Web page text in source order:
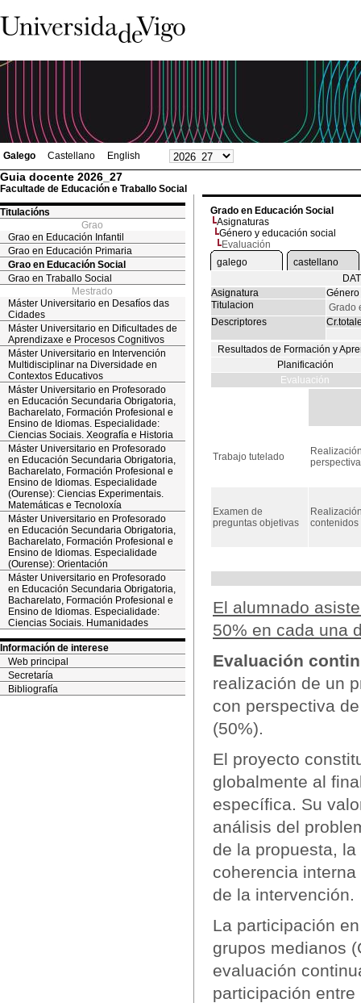
Galego Castellano English
Guia docente 2026_27
Facultade de Educación e Traballo Social
Titulacións
Grao
Grao en Educación Infantil
Grao en Educación Primaria
Grao en Educación Social
Grao en Traballo Social
Mestrado
Máster Universitario en Desafíos das
Cidades
Máster Universitario en Dificultades de
Aprendizaxe e Procesos Cognitivos
Máster Universitario en Intervención
Multidisciplinar na Diversidade en
Contextos Educativos
Máster Universitario en Profesorado
en Educación Secundaria Obrigatoria,
Bacharelato, Formación Profesional e
Ensino de Idiomas. Especialidade:
Ciencias Sociais. Xeografía e Historia
Máster Universitario en Profesorado
en Educación Secundaria Obrigatoria,
Bacharelato, Formación Profesional e
Ensino de Idiomas. Especialidade
(Ourense): Ciencias Experimentais.
Matemáticas e Tecnoloxía
Máster Universitario en Profesorado
en Educación Secundaria Obrigatoria,
Bacharelato, Formación Profesional e
Ensino de Idiomas. Especialidade
(Ourense): Orientación
Máster Universitario en Profesorado
en Educación Secundaria Obrigatoria,
Bacharelato, Formación Profesional e
Ensino de Idiomas. Especialidade:
Ciencias Sociais. Humanidades
Información de interese
Web principal
Secretaría
Bibliografía
Grado en Educación Social
Asignaturas
Género y educación social
Evaluación
galego
castellano
Asignatura
Titulacion
Grado
Descriptores
Resultados de Formación y
Planificación
Evaluación
Trabajo tutelado
Examen de
preguntas objetivas
contenidos
El alumnado
50% en cada una
Evaluación
realización de un
con perspectiva
(50%).
El proyecto
globalmente al
específica. Su
análisis del
de la propuesta,
coherencia
de la intervención.
La participación
grupos medianos
evaluación
participación